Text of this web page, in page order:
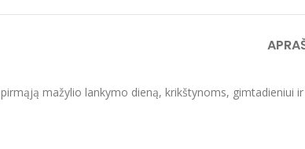
pirmąją mažylio lankymo dieną, krikštynoms, gimtadieniui